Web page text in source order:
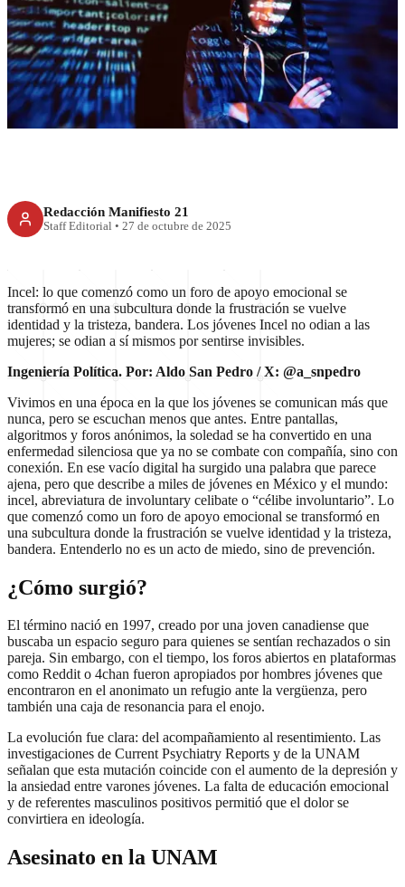
Incel, la palabra que los padres
deben conocer antes de que sea
tarde
Redacción Manifiesto 21
Staff Editorial • 27 de octubre de 2025
Incel: lo que comenzó como un foro de apoyo emocional se
transformó en una subcultura donde la frustración se vuelve
identidad y la tristeza, bandera. Los jóvenes Incel no odian a las
mujeres; se odian a sí mismos por sentirse invisibles.
Ingeniería Política. Por: Aldo San Pedro / X: @a_snpedro
Vivimos en una época en la que los jóvenes se comunican más que
nunca, pero se escuchan menos que antes. Entre pantallas,
algoritmos y foros anónimos, la soledad se ha convertido en una
enfermedad silenciosa que ya no se combate con compañía, sino con
conexión. En ese vacío digital ha surgido una palabra que parece
ajena, pero que describe a miles de jóvenes en México y el mundo:
incel, abreviatura de involuntary celibate o “célibe involuntario”. Lo
que comenzó como un foro de apoyo emocional se transformó en
una subcultura donde la frustración se vuelve identidad y la tristeza,
bandera. Entenderlo no es un acto de miedo, sino de prevención.
¿Cómo surgió?
El término nació en 1997, creado por una joven canadiense que
buscaba un espacio seguro para quienes se sentían rechazados o sin
pareja. Sin embargo, con el tiempo, los foros abiertos en plataformas
como Reddit o 4chan fueron apropiados por hombres jóvenes que
encontraron en el anonimato un refugio ante la vergüenza, pero
también una caja de resonancia para el enojo.
La evolución fue clara: del acompañamiento al resentimiento. Las
investigaciones de Current Psychiatry Reports y de la UNAM
señalan que esta mutación coincide con el aumento de la depresión y
la ansiedad entre varones jóvenes. La falta de educación emocional
y de referentes masculinos positivos permitió que el dolor se
convirtiera en ideología.
Asesinato en la UNAM